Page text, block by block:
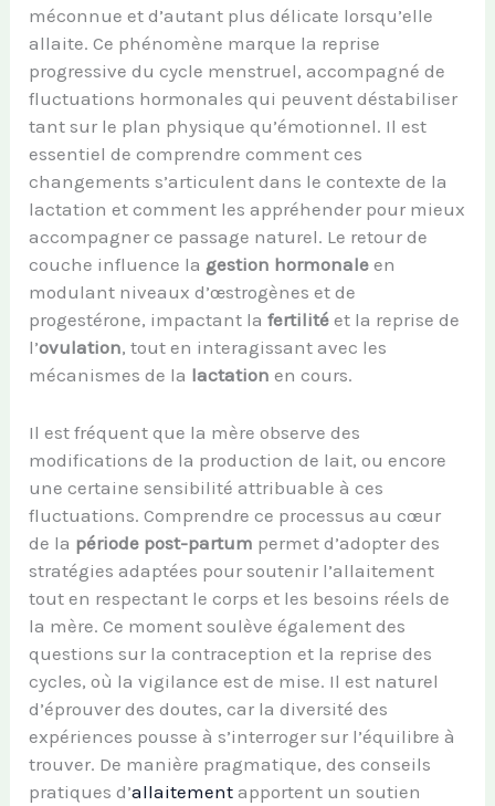
méconnue et d’autant plus délicate lorsqu’elle
allaite. Ce phénomène marque la reprise
progressive du cycle menstruel, accompagné de
fluctuations hormonales qui peuvent déstabiliser
tant sur le plan physique qu’émotionnel. Il est
essentiel de comprendre comment ces
changements s’articulent dans le contexte de la
lactation et comment les appréhender pour mieux
accompagner ce passage naturel. Le retour de
couche influence la gestion hormonale en
modulant niveaux d’œstrogènes et de
progestérone, impactant lafertilité et la reprise de
l’ovulation, tout en interagissant avec les
mécanismes de la lactation en cours.
Il est fréquent que la mère observe des
modifications de la production de lait, ou encore
une certaine sensibilité attribuable à ces
fluctuations. Comprendre ce processus au cœur
de la période post-partum permet d’adopter des
stratégies adaptées pour soutenir l’allaitement
tout en respectant le corps et les besoins réels de
la mère. Ce moment soulève également des
questions sur la contraception et la reprise des
cycles, où la vigilance est de mise. Il est naturel
d’éprouver des doutes, car la diversité des
expériences pousse à s’interroger sur l’équilibre à
trouver. De manière pragmatique, des conseils
pratiques d’allaitement apportent un soutien